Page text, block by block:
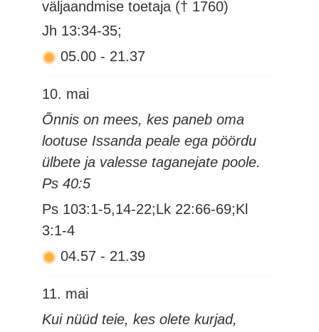
väljaandmise toetaja († 1760)
Jh 13:34-35;
05.00 - 21.37
10. mai
Õnnis on mees, kes paneb oma
lootuse Issanda peale ega pöördu
ülbete ja valesse taganejate poole.
Ps 40:5
Ps 103:1-5,14-22;Lk 22:66-69;Kl
3:1-4
04.57 - 21.39
11. mai
Kui nüüd teie, kes olete kurjad,